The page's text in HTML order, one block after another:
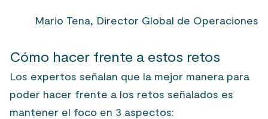
Mario Tena, Director Global de Operaciones
Cómo hacer frente a estos retos
Los expertos señalan que la mejor manera para
poder hacer frente a los retos señalados es
mantener el foco en 3 aspectos: